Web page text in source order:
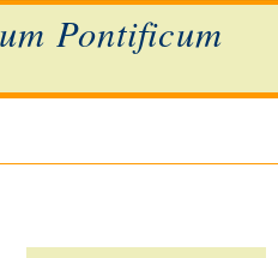
Pontificum